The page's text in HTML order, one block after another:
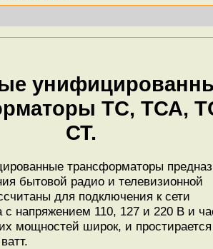
ТС, ТСА,
СТ.
трансформаторы
бытовой радио и телевизионной
для подключения к сети
с напряжением 110, 127 и 220 В и
мощностей широк, и